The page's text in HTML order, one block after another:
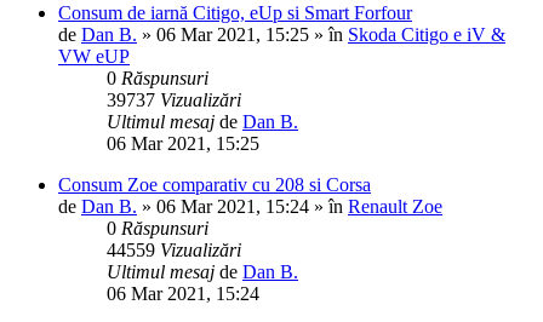
Consum de iarnă Citigo, eUp si Smart Forfour
de Dan B. » 06 Mar 2021, 15:25 » în Skoda Citigo e iV &
VW eUP
0 Răspunsuri
39737 Vizualizări
Ultimul mesaj de Dan B.
06 Mar 2021, 15:25
Consum Zoe comparativ cu 208 si Corsa
de Dan B. » 06 Mar 2021, 15:24 » în Renault Zoe
0 Răspunsuri
44559 Vizualizări
Ultimul mesaj de Dan B.
06 Mar 2021, 15:24